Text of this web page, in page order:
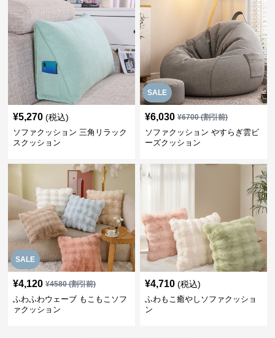
¥5,270 (税込)
ソファクッション 三角リラック
スクッション
SALE
¥6,030 ¥6700(割引前)
ソファクッション やすらぎ雲ビ
ーズクッション
SALE
¥4,120 ¥4580(割引前)
ふわふわウェーブ もこもこソフ
ァクッション
¥4,710 (税込)
ふわもこ癒やしソファクッショ
ン